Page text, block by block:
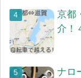
京都
介！
ナロ